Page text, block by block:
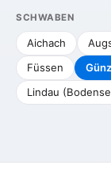
SCHWABEN
Aichach
Füssen
Lindau